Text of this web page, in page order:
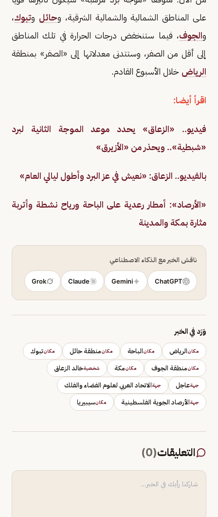
على المناطق الشمالية والشمالية الشرقية، وحائل وتبوك،
والجوف، فيما ستنخفض درجات الحرارة في تلك المناطق
إلى أقل من الصفر، وستتدنى معدلاتها إلى «الصفر» بمنطقة
الرياض خلال الأسبوع القادم.
اقرأ أيضا:
فيديو.. «الزعاق» يحدد موعد الموجة الثانية لبرد
«شبطية».. ويحذر من «الأزيرق»
بالفيديو.. الزعاق: «نعيش في عز البرد وأطول ليالي العام»
«الأرصاد»: أمطار رعدية على الباحة ورياح نشطة وأتربة
مثارة بمكة والمدينة
ناقش الخبر مع الذكاء الاصطناعي
ChatGPT
Gemini
Claude
Grok
وَرَد في الخبر
مكانالرياض مكانالباحة مكانمنطقة حائل مكانتبوك
مكانمنطقة الجوف مكانمكة شخصيةخالد الزعاق
جهةعاجل جهةالاتحاد العربي لعلوم الفضاء والفلك
جهةالأرصاد الجوية الفلسطينية مكانسيبيريا
التعليقات(
0
)